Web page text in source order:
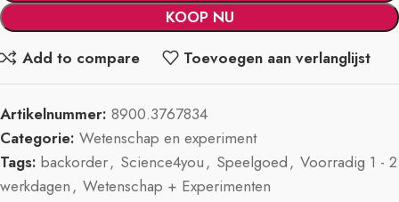
KOOP NU
Add to compare
Toevoegen aan verlanglijst
Artikelnummer: 8900.3767834
Categorie: Wetenschap en experiment
Tags: backorder, Science4you, Speelgoed, Voorradig 1 - 2
werkdagen, Wetenschap + Experimenten